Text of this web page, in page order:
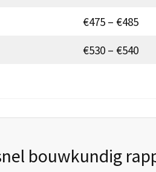
€475 – €485
€530 – €540
bouwkundig